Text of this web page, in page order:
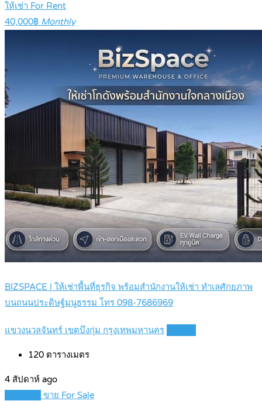
ให้เช่า For Rent
40,000฿ Monthly
BIZSPACE | ให้เช่าพื้นที่ธุรกิจ พร้อมสำนักงานให้เช่า ทำเลศักยภาพ
บนถนนประดิษฐ์มนูธรรม โทร 098-7686969
แขวงนวลจันทร์ เขตบึงกุ่ม กรุงเทพมหานคร
120 ตารางเมตร
4 สัปดาห์ ago
ขาย For Sale